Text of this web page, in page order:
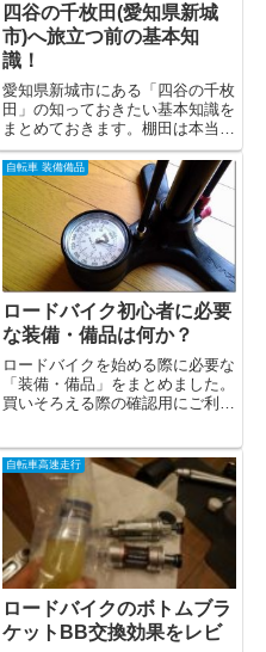
四谷の千枚田(愛知県新城
市)へ旅立つ前の基本知
識！
愛知県新城市にある「四谷の千枚
田」の知っておきたい基本知識を
まとめておきます。棚田は本当に
千枚あるのか？イベントは？五平
餅が食べられるの？周辺の観光地
は？などなど。四谷の千枚田は
「日本の棚田100選」にも選ばれ
ています。美しい日本の田園風景
が楽しめます！これから観光に行
くという方のご参考になれば幸い
です。
自転車 装備備品
ロードバイク初心者に必要
な装備・備品は何か？
ロードバイクを始める際に必要な
「装備・備品」をまとめました。
買いそろえる際の確認用にご利用
自転車高速走行
ロードバイクのボトムブラ
ケットBB交換効果をレビ